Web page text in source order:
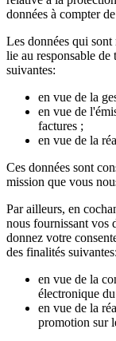
données à compter
Les données qui
lie au responsable de
suivantes:
en vue de la
en vue de
factures ;
en vue de la
Ces données sont
mission que vous
Par ailleurs, en
nous fournissant vos
donnez votre
des finalités suivantes:
en vue de la
électronique
en vue de la
promotion sur